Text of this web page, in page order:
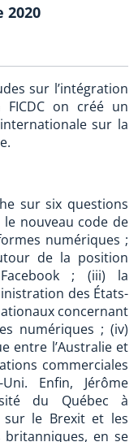
2020
sur l’intégration
on créé un
sur la
sur six questions
nouveau code de
numériques ;
de la position
; (iii) la
des États-
concernant
numériques ; (iv)
entre l’Australie et
commerciales
Enfin, Jérôme
du Québec à
sur le Brexit et les
britanniques, en se